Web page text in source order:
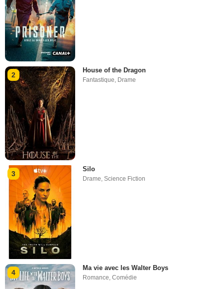
2
House of the Dragon
Fantastique Drame
3
Silo
Drame,Science Fiction
4
Ma vie avec les Walter Boys
Romance,Comédie